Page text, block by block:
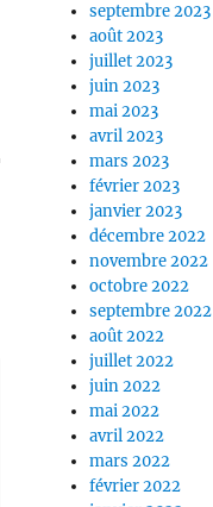
septembre 2023
août 2023
juillet 2023
juin 2023
mai 2023
avril 2023
mars 2023
février 2023
janvier 2023
décembre 2022
novembre 2022
octobre 2022
septembre 2022
août 2022
juillet 2022
juin 2022
mai 2022
avril 2022
mars 2022
février 2022